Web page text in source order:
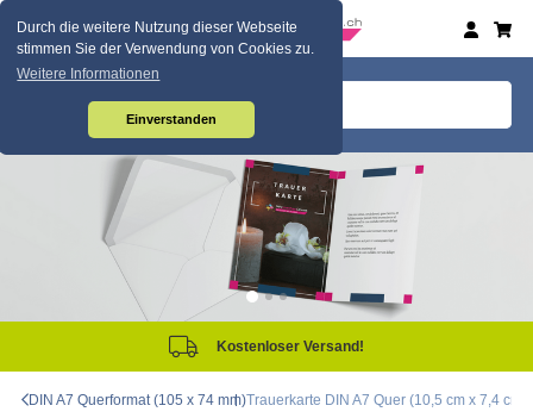
Durch die weitere Nutzung dieser Webseite
stimmen Sie der Verwendung von Cookies zu.
Weitere Informationen
Einverstanden
DIN A7 Querformat (105 x 74 mm)Trauerkarte DIN A7 Quer (10,5 cm x 7,4